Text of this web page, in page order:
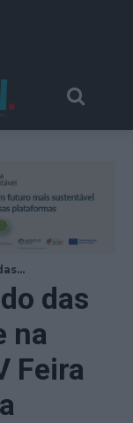
das
na
Feira